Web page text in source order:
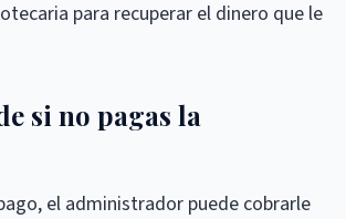
para recuperar el dinero que le
si no pagas la
el administrador puede cobrarle